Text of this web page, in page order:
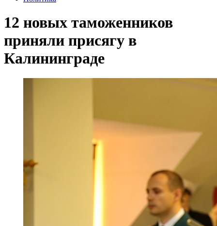
12 новых таможенников
приняли присягу в
Калининграде